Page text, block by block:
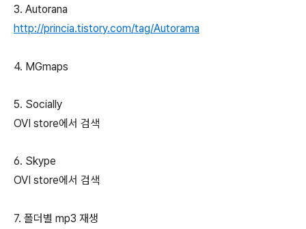
3. Autorana
http://princia.tistory.com/tag/Autorama
4. MGmaps
5. Socially
OVI store에서 검색
6. Skype
OVI store에서 검색
7. 폴더별 mp3 재생